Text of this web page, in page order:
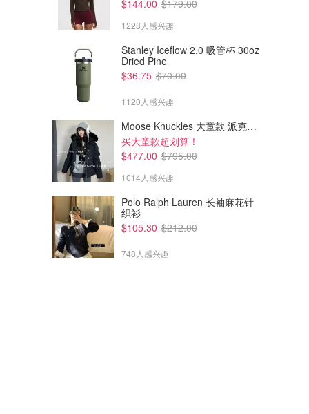
Acne Studios Large Face
Logo 毛线帽
Acne Studios Acne Studios
Logo 棒球帽 水洗款
Cettire
$144.00 $179.00
1228人感兴趣
Stanley Iceflow 2.0 吸管杯 30oz
Dried Pine
$36.75 $70.00
1120人感兴趣
Moose Knuckles 大童款 派克羽绒服
买大童款超划算！
$477.00 $795.00
1014人感兴趣
Polo Ralph Lauren 长袖麻花针
织衫
$105.30 $212.00
748人感兴趣